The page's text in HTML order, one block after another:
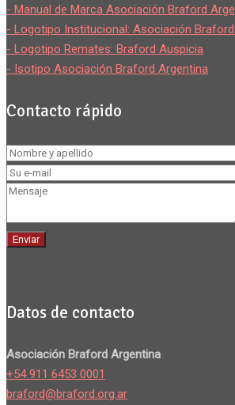
- Manual de Marca Asociación Braford
- Logotipo Institucional: Asociación
- Logotipo Remates: Braford Auspicia
- Isotipo Asociación Braford Argentina
Contacto rápido
Datos de contacto
Asociación Braford Argentina
+54 911 6453 0001
braford@braford.org.ar